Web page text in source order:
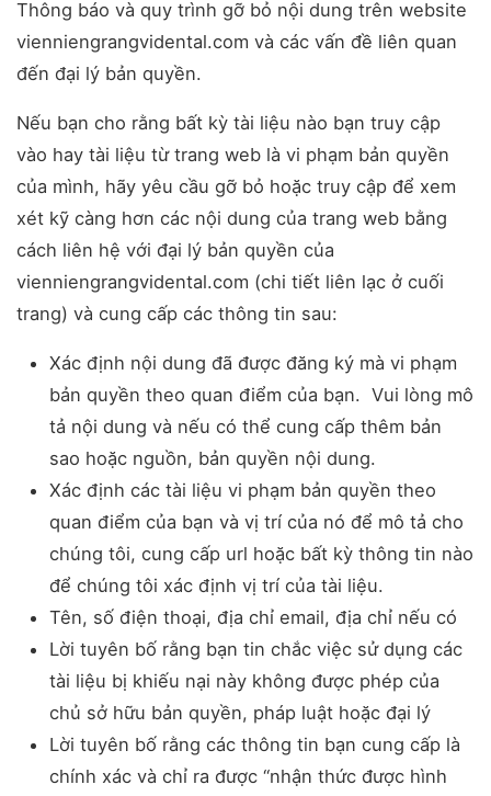
Thông báo và quy trình gỡ bỏ nội dung trên website
vienniengrangvidental.com và các vấn đề liên quan
đến đại lý bản quyền.
Nếu bạn cho rằng bất kỳ tài liệu nào bạn truy cập
vào hay tài liệu từ trang web là vi phạm bản quyền
của mình, hãy yêu cầu gỡ bỏ hoặc truy cập để xem
xét kỹ càng hơn các nội dung của trang web bằng
cách liên hệ với đại lý bản quyền của
vienniengrangvidental.com (chi tiết liên lạc ở cuối
trang) và cung cấp các thông tin sau:
Xác định nội dung đã được đăng ký mà vi phạm
bản quyền theo quan điểm của bạn. Vui lòng mô
tả nội dung và nếu có thể cung cấp thêm bản
sao hoặc nguồn, bản quyền nội dung.
Xác định các tài liệu vi phạm bản quyền theo
quan điểm của bạn và vị trí của nó để mô tả cho
chúng tôi, cung cấp url hoặc bất kỳ thông tin nào
để chúng tôi xác định vị trí của tài liệu.
Tên, số điện thoại, địa chỉ email, địa chỉ nếu có
Lời tuyên bố rằng bạn tin chắc việc sử dụng các
tài liệu bị khiếu nại này không được phép của
chủ sở hữu bản quyền, pháp luật hoặc đại lý
Lời tuyên bố rằng các thông tin bạn cung cấp là
chính xác và chỉ ra được “nhận thức được hình